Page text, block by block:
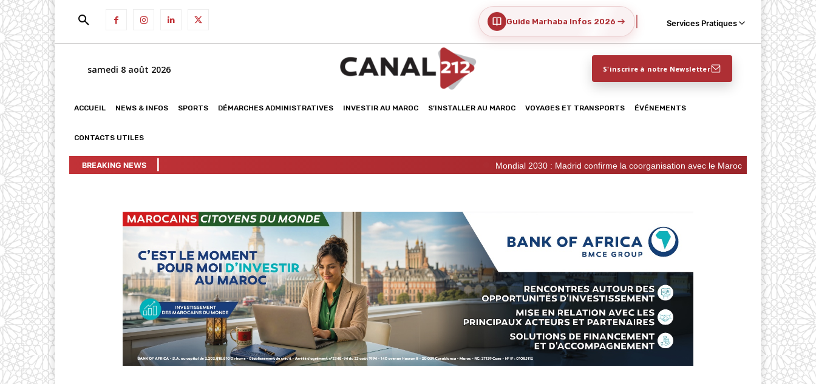
Guide Marhaba Infos 2026 Services Pratiques
samedi 8 août 2026 S'inscrire à notre Newsletter
ACCUEIL NEWS & INFOS SPORTS DÉMARCHES ADMINISTRATIVES INVESTIR AU MAROC S’INSTALLER AU MAROC VOYAGES ET TRANSPORTS ÉVÉNEMENTS
CONTACTS UTILES
BREAKING NEWS Mondial 2030 : Madrid confirme la coorganisation avec le Maroc Chantier naval de